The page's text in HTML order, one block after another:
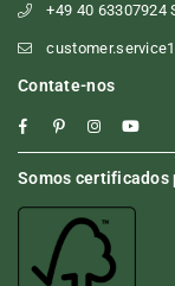
+49 40 63307924
Contate-nos
FacebookPinterestInstagram
Somos certificados